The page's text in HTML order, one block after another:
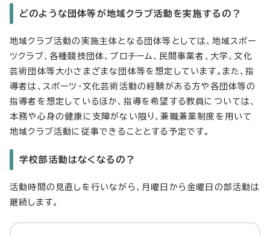
どのような団体等が地域クラブ活動を実施するの？
地域クラブ活動の実施主体となる団体等としては、地域スポー
ツクラブ、各種競技団体、プロチーム、民間事業者、大学、文化
芸術団体等大小さまざまな団体等を想定しています。また、指
導者は、スポーツ・文化芸術活動の経験がある方や各団体等の
指導者を想定しているほか、指導を希望する教員については、
本務や心身の健康に支障がない限り、兼職兼業制度を用いて
地域クラブ活動に従事できることとする予定です。
学校部活動はなくなるの？
活動時間の見直しを行いながら、月曜日から金曜日の部活動は
継続します。